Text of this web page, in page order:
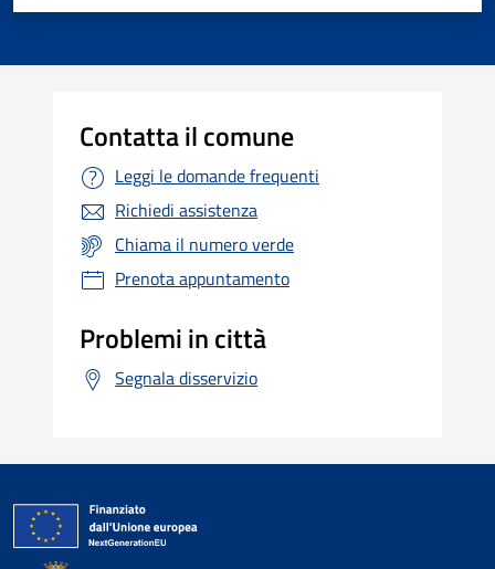
Contatta il comune
Leggi le domande frequenti
Richiedi assistenza
Chiama il numero verde
Prenota appuntamento
Problemi in città
Segnala disservizio